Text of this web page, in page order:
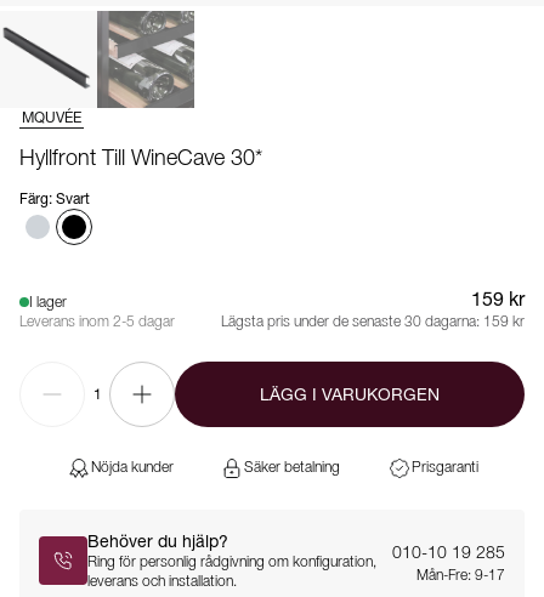
MQUVÉE
Hyllfront Till WineCave 30*
Färg: Svart
I lager
Leverans inom 2-5 dagar
159 kr
Lägsta pris under de senaste 30 dagarna: 159 kr
1 LÄGG I VARUKORGEN
Nöjda kunder Säker betalning Prisgaranti
Behöver du hjälp?
Ring för personlig rådgivning om konfiguration,
leverans och installation.
010-10 19 285
Mån-Fre: 9-17